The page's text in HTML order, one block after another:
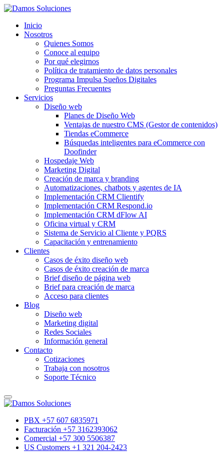
Inicio
Nosotros
Quienes Somos
Conoce al equipo
Por qué elegirnos
Política de tratamiento de datos personales
Programa Impulsa Sueños Digitales
Preguntas Frecuentes
Servicios
Diseño web
Planes de Diseño Web
Ventajas de nuestro CMS (Gestor de contenidos)
Tiendas eCommerce
Búsquedas inteligentes para eCommerce con
Doofinder
Hospedaje Web
Marketing Digital
Creación de marca y branding
Automatizaciones, chatbots y agentes de IA
Implementación CRM Clientify
Implementación CRM Respond.io
Implementación CRM dFlow AI
Oficina virtual y CRM
Sistema de Servicio al Cliente y PQRS
Capacitación y entrenamiento
Clientes
Casos de éxito diseño web
Casos de éxito creación de marca
Brief diseño de página web
Brief para creación de marca
Acceso para clientes
Blog
Diseño web
Marketing digital
Redes Sociales
Información general
Contacto
Cotizaciones
Trabaja con nosotros
Soporte Técnico
PBX +57 607 6835971
Facturación +57 3162393062
Comercial +57 300 5506387
US Customers +1 321 204-2423